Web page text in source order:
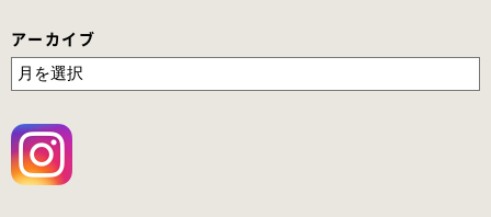
アーカイブ